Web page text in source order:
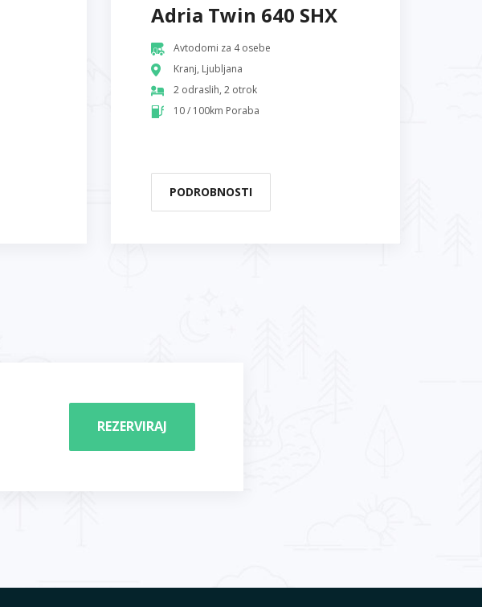
Adria Twin 640 SHX
Avtodomi za 4 osebe
Kranj, Ljubljana
2 odraslih, 2 otrok
10 / 100km Poraba
PODROBNOSTI
REZERVIRAJ